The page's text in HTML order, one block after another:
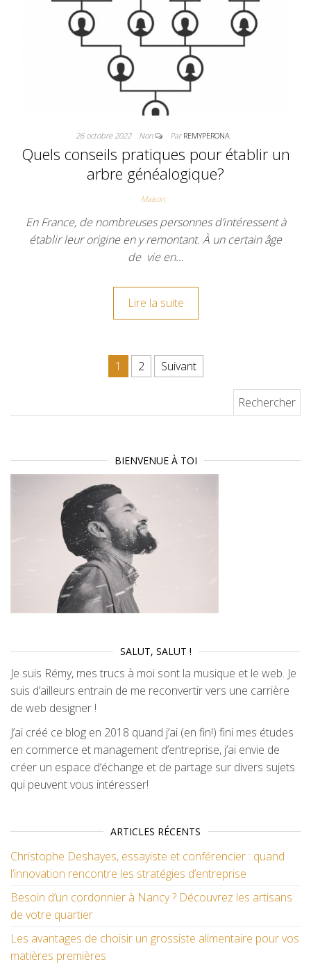
26 octobre 2022 Non ParREMYPERONA
Quels conseils pratiques pour établir un
arbre généalogique?
Maison
En France, de nombreuses personnes d’intéressent à
établir leur origine en y remontant. À un certain âge
de vie en…
Lire la suite
Pagination des publications
1 2
Suivant
BIENVENUE À TOI
SALUT, SALUT !
Je suis Rémy, mes trucs à moi sont la musique et le web. Je
suis d’ailleurs entrain de me reconvertir vers une carrière
de web designer !
J’ai créé ce blog en 2018 quand j’ai (en fin!) fini mes études
en commerce et management d’entreprise, j’ai envie de
créer un espace d’échange et de partage sur divers sujets
qui peuvent vous intéresser!
ARTICLES RÉCENTS
Christophe Deshayes, essayiste et conférencier : quand
l’innovation rencontre les stratégies d’entreprise
Besoin d’un cordonnier à Nancy ? Découvrez les artisans
de votre quartier
Les avantages de choisir un grossiste alimentaire pour vos
matières premières